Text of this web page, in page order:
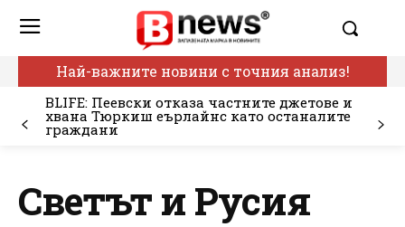
Най-важните новини с точния анализ!
BLIFE: Пеевски отказа частните джетове и
хвана Тюркиш еърлайнс като останалите
граждани
Светът и Русия